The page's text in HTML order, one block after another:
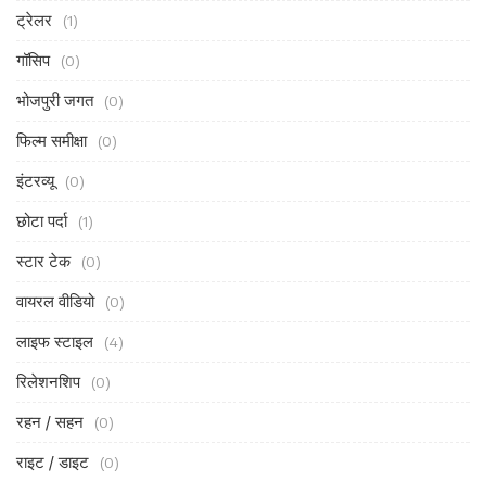
ट्रेलर (1)
गॉसिप (0)
भोजपुरी जगत (0)
फिल्म समीक्षा (0)
इंटरव्यू (0)
छोटा पर्दा (1)
स्टार टेक (0)
वायरल वीडियो (0)
लाइफ स्टाइल (4)
रिलेशनशिप (0)
रहन / सहन (0)
राइट / डाइट (0)